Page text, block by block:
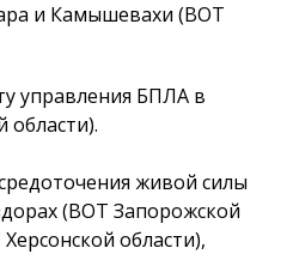
и Камышевахи (ВОТ
управления БПЛА в
живой силы
(ВОТ Запорожской
области),